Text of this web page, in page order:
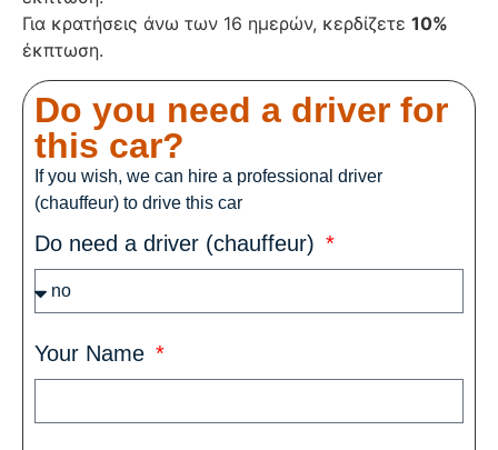
Για κρατήσεις άνω των 16 ημερών, κερδίζετε 10%
έκπτωση.
Do you need a driver for
this car?
If you wish, we can hire a professional driver
(chauffeur) to drive this car
Do need a driver (chauffeur)
Your Name